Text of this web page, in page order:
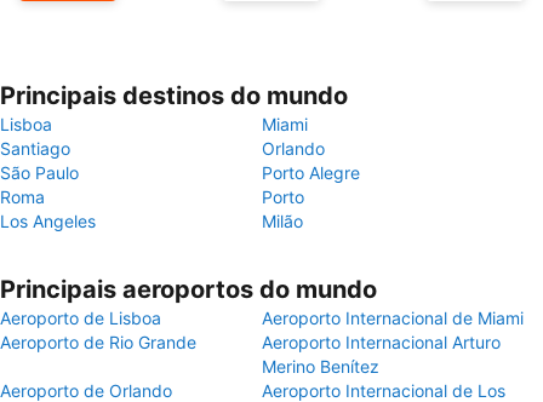
Principais destinos do mundo
Lisboa
Miami
Santiago
Orlando
São Paulo
Porto Alegre
Roma
Porto
Los Angeles
Milão
Principais aeroportos do mundo
Aeroporto de Lisboa
Aeroporto Internacional de Miami
Aeroporto de Rio Grande
Aeroporto Internacional Arturo
Merino Benítez
Aeroporto de Orlando
Aeroporto Internacional de Los